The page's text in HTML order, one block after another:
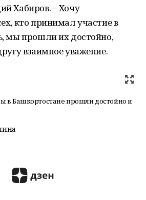
Хабиров. – Хочу
кто принимал участие в
мы прошли их достойно,
взаимное уважение.
в Башкортостане прошли достойно и